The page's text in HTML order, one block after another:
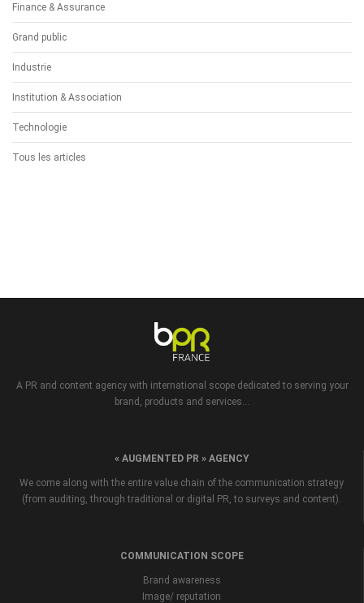
Finance & Assurance
Grand public
Industrie
Institution & Association
Technologie
Tous les articles
A PR and content agency with international scope dedicated to serving your
brand, products and services...
« AUGMENTED PR » AGENCY
We come along with the entire value chain of the communication strategy
(from auditing, through traditional or digital PR, to surveys and content).
COMMUNICATION SCOPE
Brand awareness
Image/ reputation